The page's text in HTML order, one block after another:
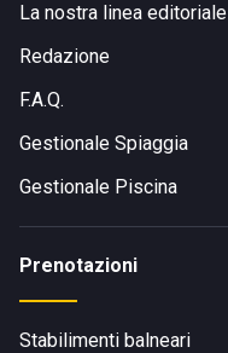
La nostra linea editoriale
Redazione
F.A.Q.
Gestionale Spiaggia
Gestionale Piscina
Prenotazioni
Stabilimenti balneari